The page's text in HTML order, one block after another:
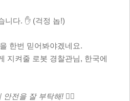
니다. ✋ (걱정 놉!)
한번 믿어봐야겠네요.
지켜줄 로봇 경찰관님, 한국에
안전을 잘 부탁해!👮‍♂️